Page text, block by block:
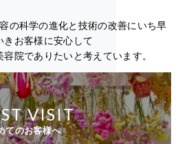
の科学の進化と技術の改善にいち早
きお客様に安心して
院でありたいと考えています。
てのお客様へ
VISIT